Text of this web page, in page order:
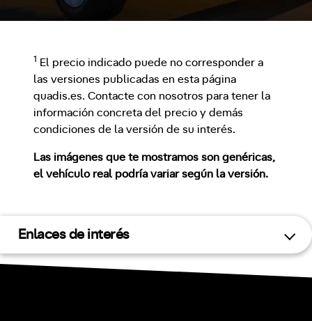
1
El precio indicado puede no corresponder a
las versiones publicadas en esta página
quadis.es. Contacte con nosotros para tener la
información concreta del precio y demás
condiciones de la versión de su interés.
Las imágenes que te mostramos son genéricas,
el vehículo real podría variar según la versión.
Enlaces de interés